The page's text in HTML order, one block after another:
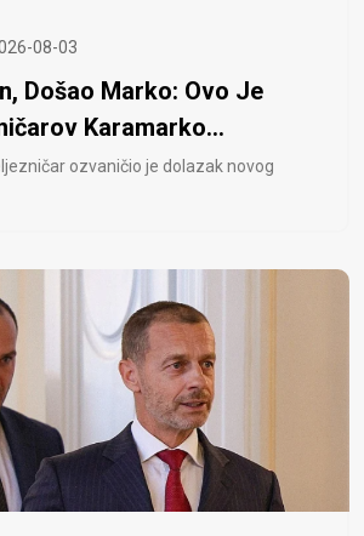
08-03
Došao Marko: Ovo Je
Karamarko...
ozvaničio je dolazak novog